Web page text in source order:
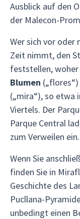
Ausblick auf den
der Malecon-
Wer sich vor oder
Zeit nimmt, den
feststellen, woher
Blumen
(„mira“), so etwa
Viertels. Der
Parque Central
zum Verweilen ein.
Wenn Sie
finden Sie in
Geschichte des
Pucllana-
unbedingt einen